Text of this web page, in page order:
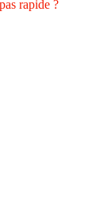
rapide ?